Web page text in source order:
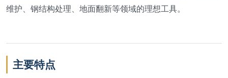
维护、钢结构处理、地面翻新等领域的理想工具。
主要特点